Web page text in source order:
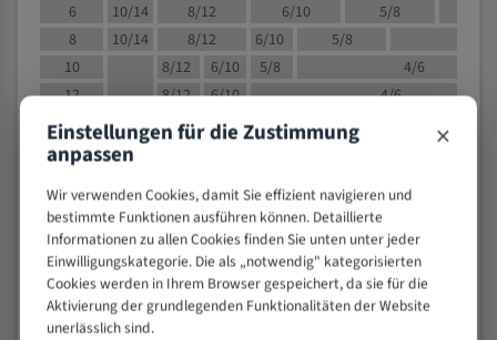
6
10/14 8/12 6/10
5/8
8
10/14 8/12 6/10 5/8
10
8/12 6/10 5/8
4/6
12
8/12 6/10
4/6
15
8/12 6/10
4/5
20
50
4/5
80
> 100
VOLLMATERIAL
Einstellungen für die Zustimmung
anpassen ×
Wir verwenden Cookies, damit Sie effizient navigieren und
bestimmte Funktionen ausführen können. Detaillierte
Informationen zu allen Cookies finden Sie unten unter jeder
Einwilligungskategorie. Die als „notwendig" kategorisierten
Cookies werden in Ihrem Browser gespeichert, da sie für die
Aktivierung der grundlegenden Funktionalitäten der Website
unerlässlich sind.